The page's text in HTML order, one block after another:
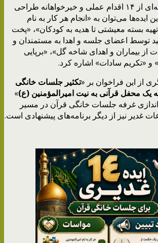
در این راستا مجموعه‌ای از ۱۴ اقدام عملی و خیرخواهانه طراحی
ایده‌ها می‌توان به «انجام هر کار به نام
بسته معیشتی تا هدیه به کودکان»، «پخت
توسط اعضای جلسه و اهدا به مستمندان و
از بیماران و اهدای شاخه گل»، «برپایی
و «تکریم سادات» اشاره کرد.
از این فراخوان بر «تکثیر جلسات خانگی
یک محفل قرآنی به نیت امیرالمؤمنین (ع)»
تأکید شده است. راه‌‎اندازی غرفه جلسات خانگی قرآن در مسیر
غدیر نیز از دیگر برنامه‌های پیشنهادی است.